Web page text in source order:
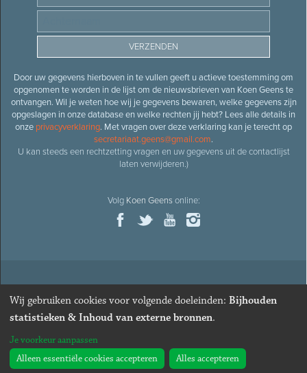
Door uw gegevens hierboven in te vullen geeft u actieve toestemming om
opgenomen te worden in de lijst om de nieuwsbrieven van Koen Geens te
ontvangen. Wil je weten hoe wij je gegevens bewaren, welke gegevens zijn
opgeslagen in onze database en welke rechten jij hebt? Lees alle details in
onze privacyverklaring. Met vragen over deze verklaring kan je terecht op
secretariaat.geens@gmail.com.
U kan steeds een rechtzetting vragen en uw gegevens uit de contactlijst
laten verwijderen.)
Volg Koen Geensonline:
© 2026Oud-minister en ere-volksvertegenwoordiger Koen
· Alle rechten voorbehouden · Cookies wijzigen
Webdesign&website ontwikkelingdoor Zenjoy in Leuven
Wij gebruiken cookies voor volgende doeleinden: Bijhouden
statistieken & Inhoud van externe bronnen.
Je voorkeur aanpassen
Alleen essentiële cookies accepteren
Alles accepteren